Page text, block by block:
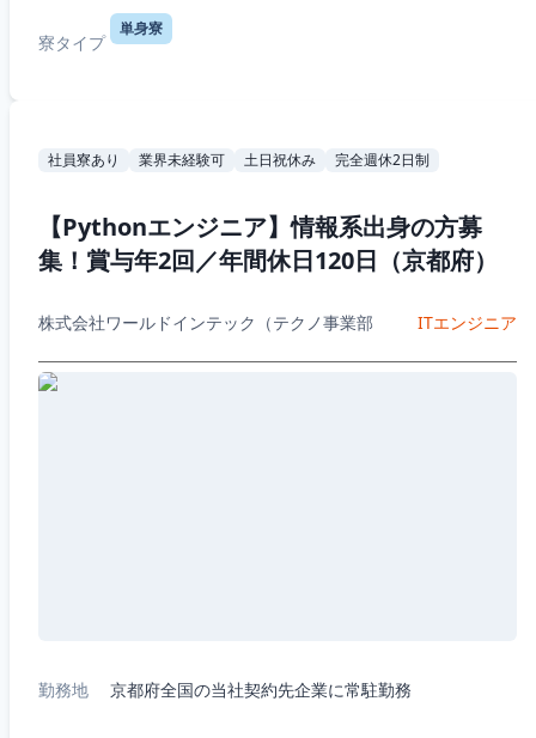
寮タイプ
単身寮
社員寮あり 業界未経験可 土日祝休み 完全週休2日制
【Pythonエンジニア】情報系出身の方募
集！賞与年2回／年間休日120日（京都府）
株式会社ワールドインテック（テクノ事業部 ITエンジニア
勤務地 京都府全国の当社契約先企業に常駐勤務